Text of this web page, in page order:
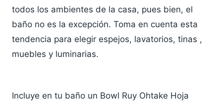
todos los ambientes de la casa, pues bien, el
baño no es la excepción. Toma en cuenta esta
tendencia para elegir espejos, lavatorios, tinas ,
muebles y luminarias.
Incluye en tu baño un Bowl Ruy Ohtake Hoja